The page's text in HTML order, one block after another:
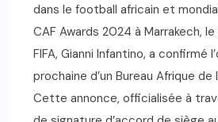
dans le football africain et
CAF Awards 2024 à Marrakech,
FIFA, Gianni Infantino, a confirmé
prochaine d’un Bureau Afrique de
Cette annonce, officialisée à